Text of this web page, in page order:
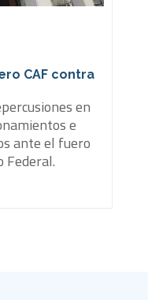
CAF contra
en
e
ante el fuero
Federal.